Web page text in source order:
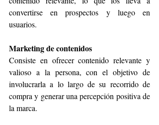
convertirse en prospectos y luego en
usuarios.
Marketing de contenidos
Consiste en ofrecer contenido relevante y
valioso a la persona, con el objetivo de
involucrarla a lo largo de su recorrido de
compra y generar una percepción positiva de
la marca.